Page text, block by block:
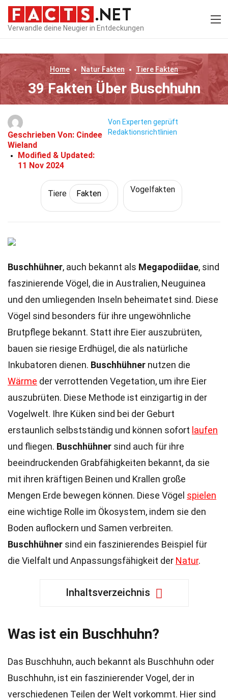
Verwandle deine Neugier in Entdeckungen
Home Natur Fakten Tiere Fakten
39 Fakten Über Buschhuhn
Geschrieben Von: Cindee
Wieland
Modified & Updated:
11 Nov 2024
Von Experten geprüft
Redaktionsrichtlinien
Tiere Fakten Vogelfakten
Buschhühner, auch bekannt als Megapodiidae, sind
faszinierende Vögel, die in Australien, Neuguinea
und den umliegenden Inseln beheimatet sind. Diese
Vögel sind besonders für ihre ungewöhnliche
Brutpflege bekannt. Statt ihre Eier auszubrüten,
bauen sie riesige Erdhügel, die als natürliche
Inkubatoren dienen. Buschhühner nutzen die
Wärme der verrottenden Vegetation, um ihre Eier
auszubrüten. Diese Methode ist einzigartig in der
Vogelwelt. Ihre Küken sind bei der Geburt
erstaunlich selbstständig und können sofort laufen
und fliegen. Buschhühner sind auch für ihre
beeindruckenden Grabfähigkeiten bekannt, da sie
mit ihren kräftigen Beinen und Krallen große
Mengen Erde bewegen können. Diese Vögel spielen
eine wichtige Rolle im Ökosystem, indem sie den
Boden auflockern und Samen verbreiten.
Buschhühner sind ein faszinierendes Beispiel für
die Vielfalt und Anpassungsfähigkeit der Natur.
Inhaltsverzeichnis
Was ist ein Buschhuhn?
Das Buschhuhn, auch bekannt als Buschhuhn oder
Buschhuhn, ist ein faszinierender Vogel, der in
verschiedenen Teilen der Welt vorkommt. Hier sind